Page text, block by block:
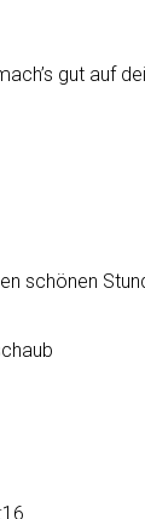
gut auf
schönen